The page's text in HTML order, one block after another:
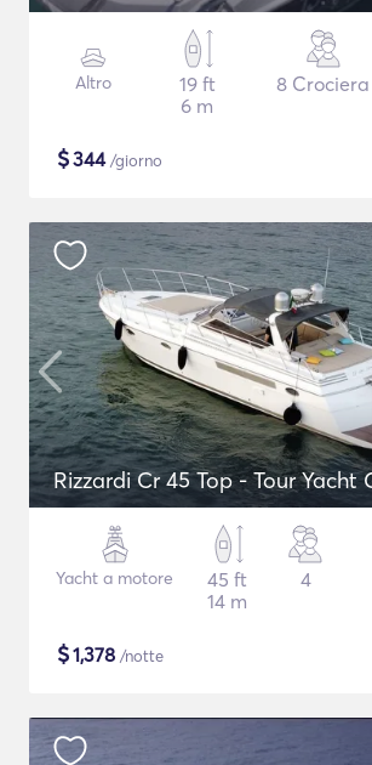
Altro
19 ft
6 m
8 Crociera
$344/giorno
Rizzardi Cr 45 Top - Tour Yacht
Yacht a motore
45 ft
14 m
4
$1,378 /notte